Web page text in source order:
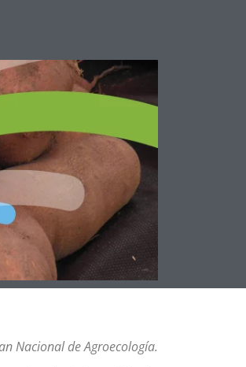
Nacional de Agroecología.